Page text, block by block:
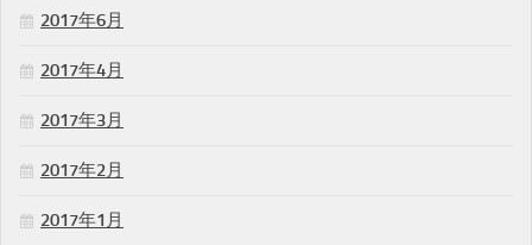
2017年6月
2017年4月
2017年3月
2017年2月
2017年1月